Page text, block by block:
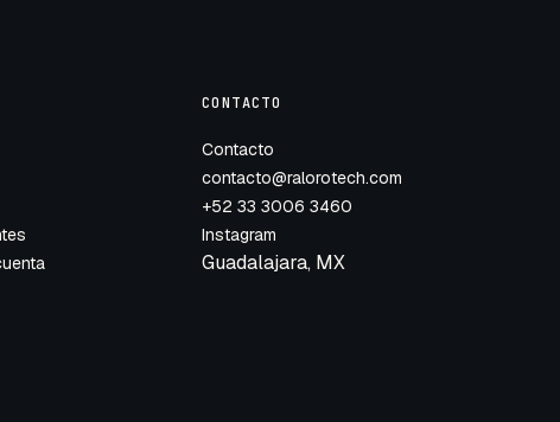
CONTACTO
Contacto
contacto@ralorotech.com
+52 33 3006 3460
Instagram
Guadalajara, MX